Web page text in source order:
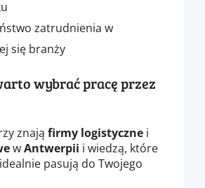
zatrudnienia w
się branży
wybrać pracę przez
znają firmy logistyczne i
wAntwerpii i wiedzą, które
pasują do Twojego